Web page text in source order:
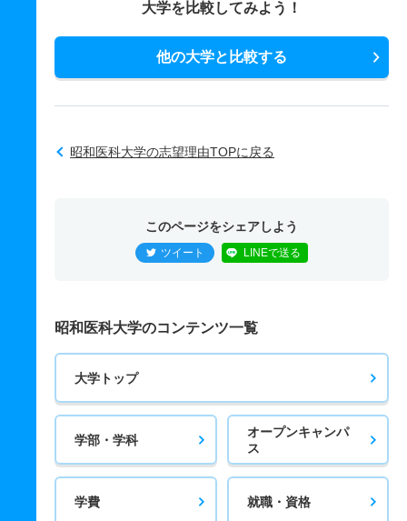
大学を比較してみよう！
他の大学と比較する
昭和医科大学の志望理由TOPに戻る
このページをシェアしよう
ツイート LINEで送る
昭和医科大学のコンテンツ一覧
大学トップ
学部・学科
オープンキャンパ
ス
学費 就職・資格